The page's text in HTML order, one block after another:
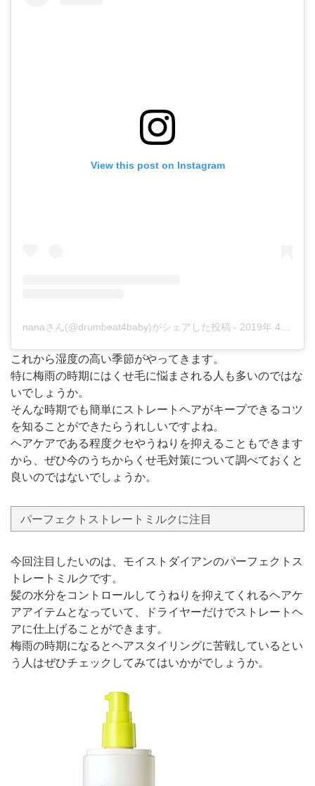
View this post on Instagram
nanaさん(@drumbeat4baby)がシェアした投稿 - 2019年 4月月11日午前7時41分PDT
これから湿度の高い季節がやってきます。
特に梅雨の時期にはくせ毛に悩まされる人も多いのではな
いでしょうか。
そんな時期でも簡単にストレートヘアがキープできるコツ
を知ることができたらうれしいですよね。
ヘアケアである程度クセやうねりを抑えることもできます
から、ぜひ今のうちからくせ毛対策について調べておくと
良いのではないでしょうか。
パーフェクトストレートミルクに注目
今回注目したいのは、モイストダイアンのパーフェクトス
トレートミルクです。
髪の水分をコントロールしてうねりを抑えてくれるヘアケ
アアイテムとなっていて、ドライヤーだけでストレートヘ
アに仕上げることができます。
梅雨の時期になるとヘアスタイリングに苦戦しているとい
う人はぜひチェックしてみてはいかがでしょうか。